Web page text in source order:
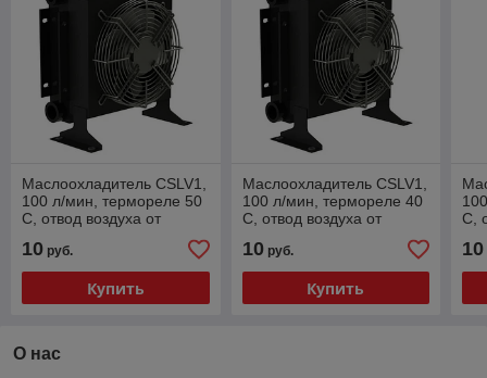
Маслоохладитель CSLV1,
100 л/мин, термореле 50
С, отвод воздуха от
220/380 В
10 руб.
Купить
Маслоохладитель CSLV1,
100 л/мин, термореле 40
С, отвод воздуха от
220/380 В
10руб.
Купить
С,
10
О нас